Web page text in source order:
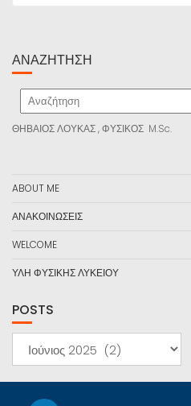
ΑΝΑΖΉΤΗΣΗ
ΘΗΒΑΙΟΣ ΛΟΥΚΑΣ , ΦΥΣΙΚΟΣ M.Sc.
ABOUT ME
ΑΝΑΚΟΙΝΩΣΕΙΣ
WELCOME
ΥΛΗ ΦΥΣΙΚΗΣ ΛΥΚΕΙΟΥ
POSTS